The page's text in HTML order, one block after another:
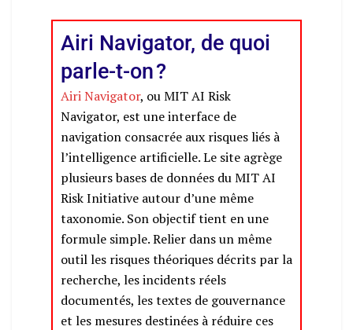
Airi Navigator, de quoi
parle-t-on ?
Airi Navigator, ou MIT AI Risk
Navigator, est une interface de
navigation consacrée aux risques liés à
l’intelligence artificielle. Le site agrège
plusieurs bases de données du MIT AI
Risk Initiative autour d’une même
taxonomie. Son objectif tient en une
formule simple. Relier dans un même
outil les risques théoriques décrits par la
recherche, les incidents réels
documentés, les textes de gouvernance
et les mesures destinées à réduire ces